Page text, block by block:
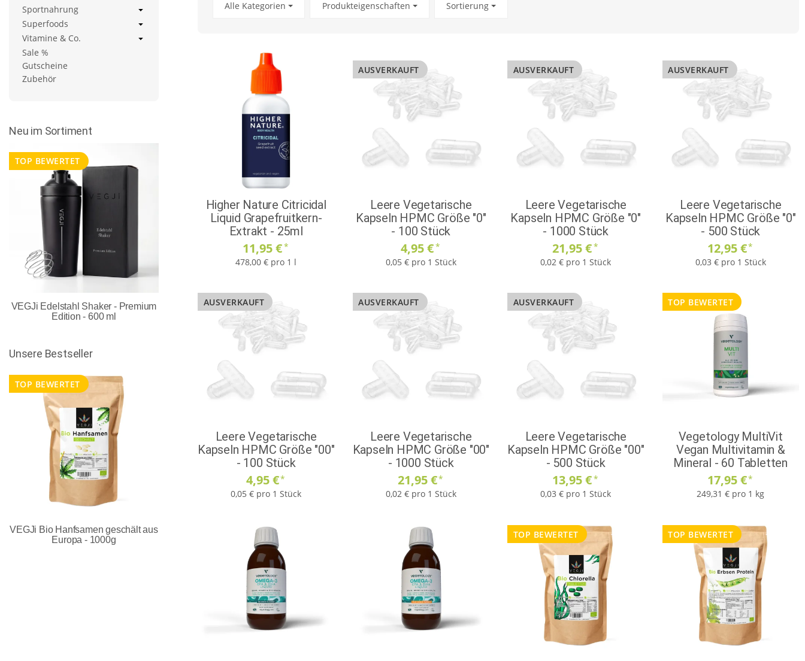
Alle Kategorien Produkteigenschaften Sortierung
Higher Nature Citricidal
Liquid Grapefruitkern-
Extrakt - 25ml
11,95 €*
478,00 € pro 1 l
AUSVERKAUFT
Leere Vegetarische
Kapseln HPMC Größe "0"
- 100 Stück
4,95 €*
0,05 € pro 1 Stück
AUSVERKAUFT
Leere Vegetarische
Kapseln HPMC Größe "0"
- 1000 Stück
21,95 €*
0,02 € pro 1 Stück
AUSVERKAUFT
Leere Vegetarische
Kapseln HPMC Größe "0"
- 500 Stück
12,95 €*
0,03 € pro 1 Stück
AUSVERKAUFT
Leere Vegetarische
Kapseln HPMC Größe "00"
- 100 Stück
4,95 €*
0,05 € pro 1 Stück
AUSVERKAUFT
Leere Vegetarische
Kapseln HPMC Größe "00"
- 1000 Stück
21,95 €*
0,02 € pro 1 Stück
AUSVERKAUFT
Leere Vegetarische
Kapseln HPMC Größe "00"
- 500 Stück
13,95 €*
0,03 € pro 1 Stück
TOP BEWERTET
Vegetology MultiVit
Vegan Multivitamin &
Mineral - 60 Tabletten
17,95 €*
249,31 € pro 1 kg
TOP BEWERTET TOP BEWERTET
Sportnahrung
Superfoods
Vitamine & Co.
Sale %
Gutscheine
Zubehör
Neu im Sortiment
TOP BEWERTET
VEGJi Edelstahl Shaker - Premium
Edition - 600 ml
Unsere Bestseller
TOP BEWERTET
VEGJi Bio Hanfsamen geschält aus
Europa - 1000g